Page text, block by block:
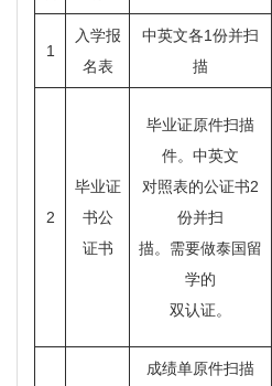
1
入学报
名表
中英文各1份并扫
描
2
毕业证
书公
证书
毕业证原件扫描
件。中英文
对照表的公证书2
份并扫
描。需要做泰国留
学的
双认证。
成绩单原件扫描